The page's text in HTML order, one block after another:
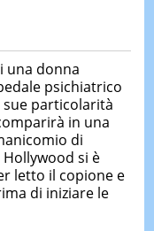
una donna
psichiatrico
particolarità
in una
di
si è
letto il copione e
di iniziare le